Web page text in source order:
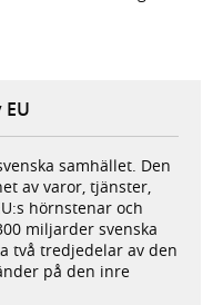
samhället. Den
av varor, tjänster,
hörnstenar och
miljarder svenska
två tredjedelar av den
på den inre